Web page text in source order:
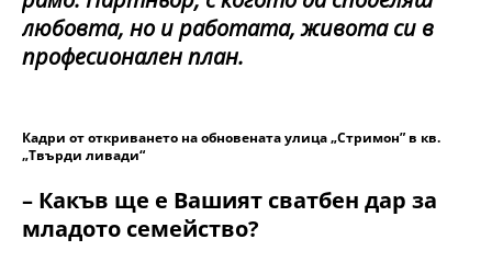
любовта, но и работата, живота си в
професионален план.
Кадри от откриването на обновената улица „Стримон” в кв.
„Твърди ливади“
– Какъв ще е Вашият сватбен дар за
младото семейство?